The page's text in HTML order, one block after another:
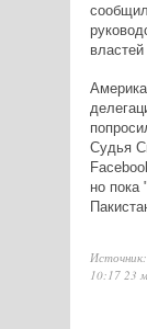
властей
Судья
но пока
10:17 23